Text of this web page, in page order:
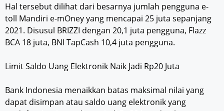
Hal tersebut dilihat dari besarnya jumlah pengguna e-
toll Mandiri e-mOney yang mencapai 25 juta sepanjang
2021. Disusul BRIZZI dengan 20,1 juta pengguna, Flazz
BCA 18 juta, BNI TapCash 10,4 juta pengguna.
Limit Saldo Uang Elektronik Naik Jadi Rp20 Juta
Bank Indonesia menaikkan batas maksimal nilai yang
dapat disimpan atau saldo uang elektronik yang